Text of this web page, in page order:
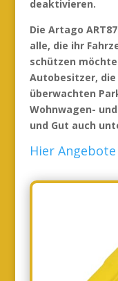
deaktivieren.
Die Artago
alle, die ihr
schützen
Autobesitzer,
überwachten
Wohnwagen-
und Gut auch
Hier